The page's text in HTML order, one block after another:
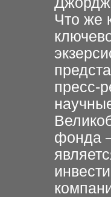
Что же
пресс-
фонда